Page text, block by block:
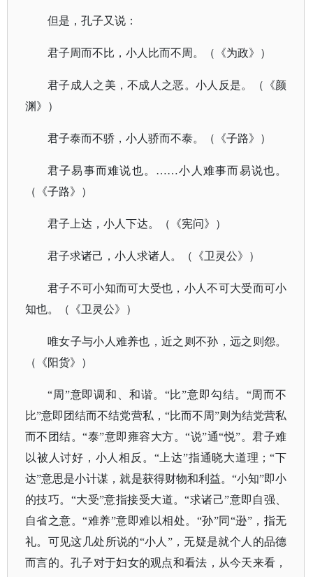
但是，孔子又说：
君子周而不比，小人比而不周。（《为政》）
君子成人之美，不成人之恶。小人反是。（《颜
渊》）
君子泰而不骄，小人骄而不泰。（《子路》）
君子易事而难说也。 ……小人难事而易说也。
（《子路》）
君子上达，小人下达。（《宪问》）
君子求诸己，小人求诸人。（《卫灵公》）
君子不可小知而可大受也，小人不可大受而可小
知也。（《卫灵公》）
唯女子与小人难养也，近之则不孙，远之则怨。
（《阳货》）
“周”意即调和、和谐。“比”意即勾结。“周而不
比”意即团结而不结党营私，“比而不周”则为结党营私
而不团结。“泰”意即雍容大方。“说”通“悦”。君子难
以被人讨好，小人相反。“上达”指通晓大道理；“下
达”意思是小计谋，就是获得财物和利益。“小知”即小
的技巧。“大受”意指接受大道。“求诸己”意即自强、
自省之意。“难养”意即难以相处。“孙”同“逊”，指无
礼。可见这几处所说的“小人”，无疑是就个人的品德
而言的。孔子对于妇女的观点和看法，从今天来看，